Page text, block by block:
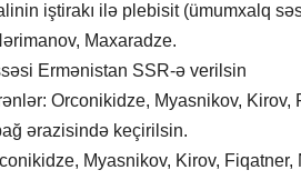
iştirakı ilə plebisit (ümumxalq
Maxaradze.
Ermənistan SSR-ə verilsin
Orconikidze, Myasnikov, Kirov,
ərazisində keçirilsin.
Myasnikov, Kirov, Fiqatner,